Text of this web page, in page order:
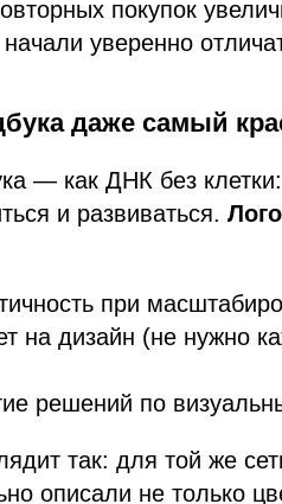
покупок
уверенно
даже самый
— как ДНК без
и развиваться.
при
на дизайн (не нужно
решений по
так: для той же
описали не только